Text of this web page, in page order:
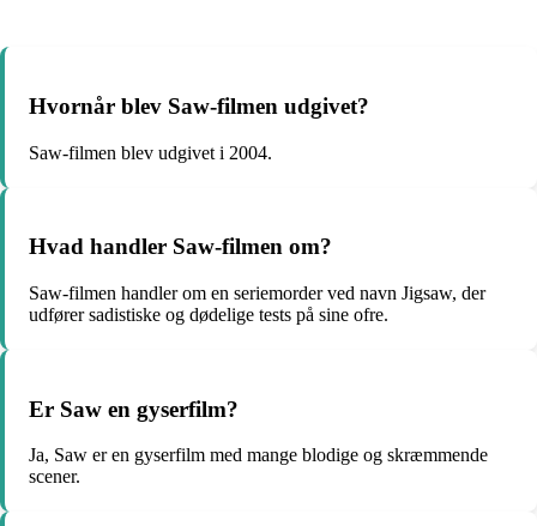
Hvornår blev Saw-filmen udgivet?
Saw-filmen blev udgivet i 2004.
Hvad handler Saw-filmen om?
Saw-filmen handler om en seriemorder ved navn Jigsaw, der
udfører sadistiske og dødelige tests på sine ofre.
Er Saw en gyserfilm?
Ja, Saw er en gyserfilm med mange blodige og skræmmende
scener.